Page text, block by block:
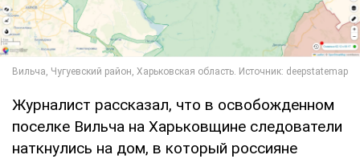
Журналист рассказал, что в освобожденном
поселке Вильча на Харьковщине следователи
наткнулись на дом, в который россияне